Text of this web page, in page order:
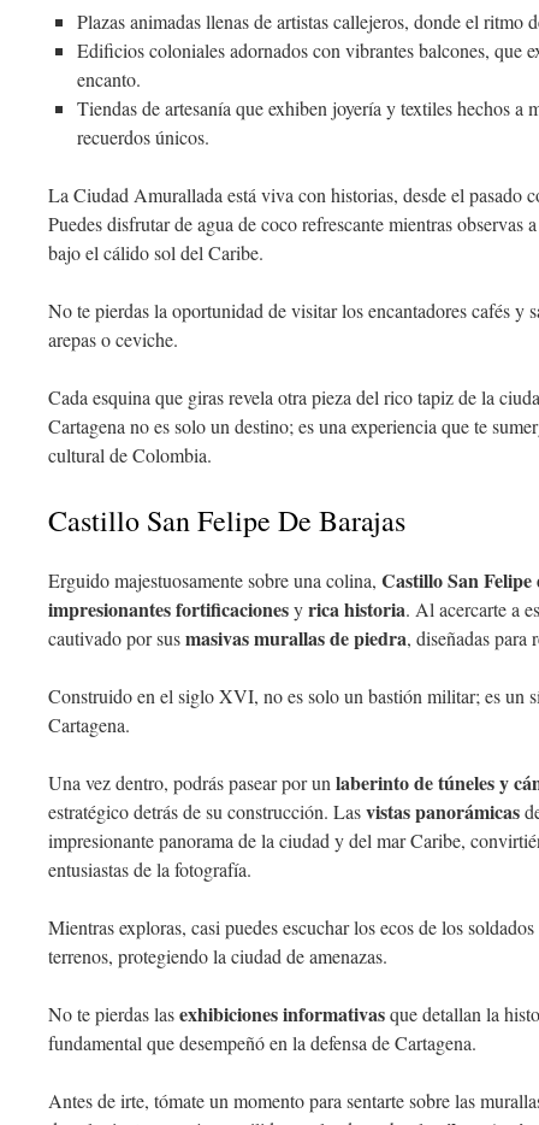
Plazas animadas llenas de artistas callejeros, donde el ritmo
Edificios coloniales adornados con vibrantes balcones, que
encanto.
Tiendas de artesanía que exhiben joyería y textiles hechos a
recuerdos únicos.
La Ciudad Amurallada está viva con historias, desde el pasado
Puedes disfrutar de agua de coco refrescante mientras observas
bajo el cálido sol del Caribe.
No te pierdas la oportunidad de visitar los encantadores cafés y
arepas o ceviche.
Cada esquina que giras revela otra pieza del rico tapiz de la
Cartagena no es solo un destino; es una experiencia que te
cultural de Colombia.
Castillo San Felipe De Barajas
Erguido majestuosamente sobre una colina, Castillo San Felipe
impresionantes fortificacionesyrica historia. Al acercarte a
cautivado por susmasivas murallas de piedra, diseñadas para
Construido en el siglo XVI, no es solo un bastión militar; es un
Cartagena.
Una vez dentro, podrás pasear por un laberinto de túneles y
estratégico detrás de su construcción. Lasvistas panorámicas
impresionante panorama de la ciudad y del mar Caribe,
entusiastas de la fotografía.
Mientras exploras, casi puedes escuchar los ecos de los
terrenos, protegiendo la ciudad de amenazas.
No te pierdas lasexhibiciones informativasque detallan la
fundamental que desempeñó en la defensa de Cartagena.
Antes de irte, tómate un momento para sentarte sobre las